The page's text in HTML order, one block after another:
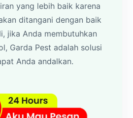
yang lebih baik karena
ditangani dengan baik
jika Anda membutuhkan
Garda Pest adalah solusi
Anda andalkan.